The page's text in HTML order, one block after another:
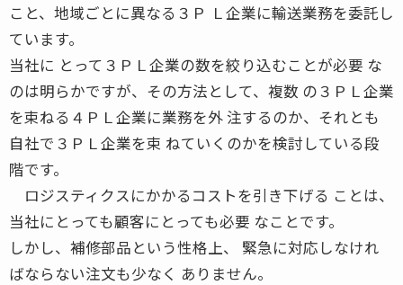
こと、地域ごとに異なる３Ｐ Ｌ企業に輸送業務を委託し
ています。
当社に とって３ＰＬ企業の数を絞り込むことが必要 な
のは明らかですが、その方法として、複数 の３ＰＬ企業
を束ねる４ＰＬ企業に業務を外 注するのか、それとも
自社で３ＰＬ企業を束 ねていくのかを検討している段
階です。
ロジスティクスにかかるコストを引き下げる ことは、
当社にとっても顧客にとっても必要 なことです。
しかし、補修部品という性格上、 緊急に対応しなけれ
ばならない注文も少なく ありません。